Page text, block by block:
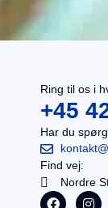
I alt
Køb for
Ring til os i
+45
Har du
Find vej:
Nordre